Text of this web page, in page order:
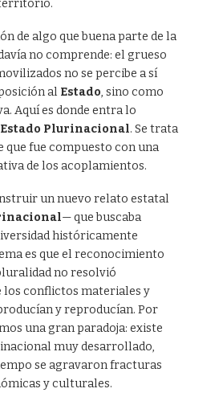
de algo que buena parte de la
no comprende: el grueso
no se percibe a sí
al Estado, sino como
Aquí es donde entra lo
Estado Plurinacional. Se trata
que fue compuesto con una
de los acoplamientos.
un nuevo relato estatal
— que buscaba
históricamente
es que el reconocimiento
no resolvió
los conflictos materiales y
y reproducían. Por
una gran paradoja: existe
muy desarrollado,
se agravaron fracturas
y culturales.